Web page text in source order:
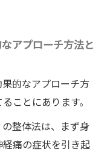
ルドボディの整
術の仕組み
アプローチ方法と
的なアプローチ方
ことにあります。
整体法は、まず身
痛の症状を引き起